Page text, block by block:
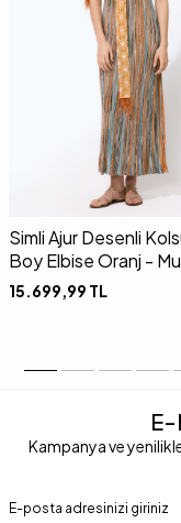
Simli Ajur Desenli
Boy Elbise Oranj -
15.699,99 TL
E-
Kampanya ve